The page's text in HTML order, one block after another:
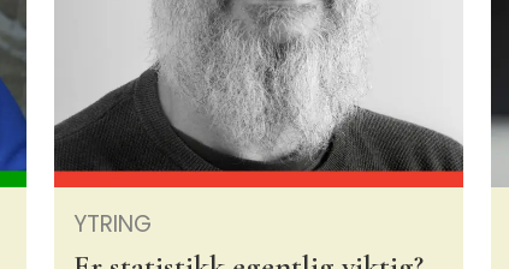
YTRING